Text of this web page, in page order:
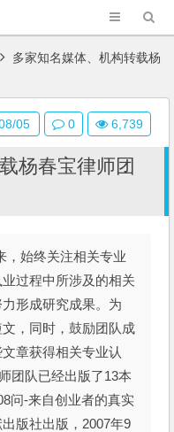
多家知名媒体、机构转载杨
杨春宝律师团
，始终关注相关专业
过程中所涉及的相关
形成研究成果。为
，同时，鼓励团队成
章获得相关专业认
团队已经出版了13本
问-来自创业者的真实
版社出版，2007年9
05 0 6,739